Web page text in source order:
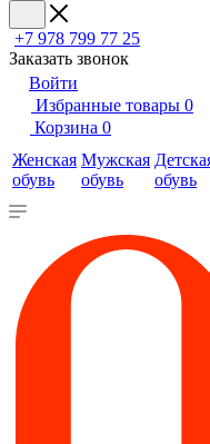
+7 978 799 77 25
Заказать звонок
Войти
Избранные товары 0
Корзина 0
Женская
обувь
Мужская
обувь
обувь